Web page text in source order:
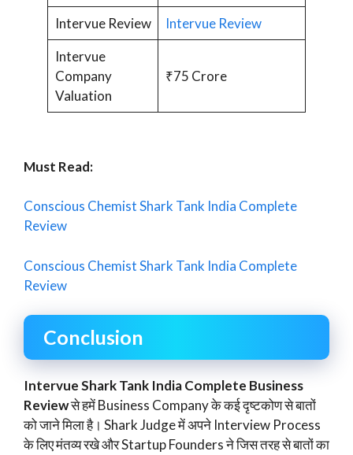
Intervue Review
Intervue Review
Intervue
Company
Valuation
₹75 Crore
Must Read:
Conscious Chemist Shark Tank India Complete
Review
Conscious Chemist Shark Tank India Complete
Review
Conclusion
Intervue Shark Tank India Complete Business
Reviewसे हमें Business Company के कई दृष्टकोण से बातों
को जाने मिला है। Shark Judge में अपने Interview Process
के लिए मंतव्य रखे और Startup Founders ने जिस तरह से बातों का